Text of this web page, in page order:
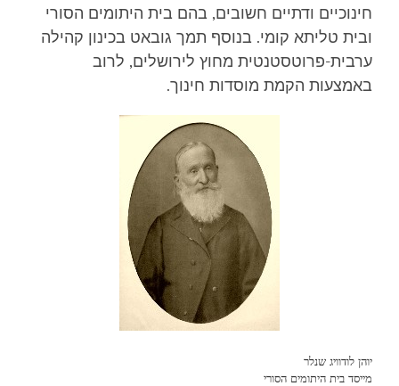
חינוכיים ודתיים חשובים, בהם בית היתומים הסורי
ובית טליתא קומי. בנוסף תמך גובאט בכינון קהילה
ערבית-פרוטסטנטית מחוץ לירושלים, לרוב
באמצעות הקמת מוסדות חינוך.
יוהן לודוויג שנלר
מייסד בית היתומים הסורי